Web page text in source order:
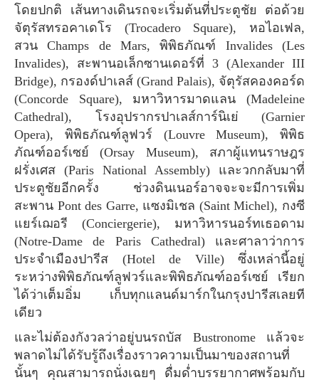
โดยปกติ เส้นทางเดินรถจะเริ่มต้นที่ประตูชัย ต่อด้วย
จัตุรัสทรอคาเดโร (Trocadero Square), หอไอเฟล,
สวน Champs de Mars, พิพิธภัณฑ์ Invalides (Les
Invalides), สะพานอเล็กซานเดอร์ที่ 3 (Alexander III
Bridge), กรองด์ปาเลส์ (Grand Palais), จัตุรัสคองคอร์ด
(Concorde Square), มหาวิหารมาดแลน (Madeleine
Cathedral), โรงอุปรากรปาเลส์การ์นิเย่ (Garnier
Opera), พิพิธภัณฑ์ลูฟวร์ (Louvre Museum), พิพิธ
ภัณฑ์ออร์เซย์ (Orsay Museum), สภาผู้แทนราษฎร
ฝรั่งเศส (Paris National Assembly) และวกกลับมาที่
ประตูชัยอีกครั้ง ช่วงดินเนอร์อาจจะจะมีการเพิ่ม
สะพาน Pont des Garre, แซงมิเชล (Saint Michel), กงซี
แยร์เฌอรี (Conciergerie), มหาวิหารนอร์ทเธอดาม
(Notre-Dame de Paris Cathedral) และศาลาว่าการ
ประจำเมืองปารีส (Hotel de Ville) ซึ่งเหล่านี้อยู่
ระหว่างพิพิธภัณฑ์ลูฟวร์และพิพิธภัณฑ์ออร์เซย์ เรียก
ได้ว่าเต็มอิ่ม เก็บทุกแลนด์มาร์กในกรุงปารีสเลยที
เดียว
และไม่ต้องกังวลว่าอยู่บนรถบัส Bustronome แล้วจะ
พลาดไม่ได้รับรู้ถึงเรื่องราวความเป็นมาของสถานที่
นั้นๆ คุณสามารถนั่งเฉยๆ ดื่มด่ำบรรยากาศพร้อมกับ